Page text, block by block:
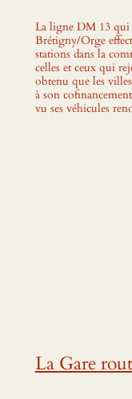
La ligne DM 13 qui
Brétigny/Orge
stations dans la
celles et ceux qui
obtenu que les
à son
vu ses véhicules
La Gare